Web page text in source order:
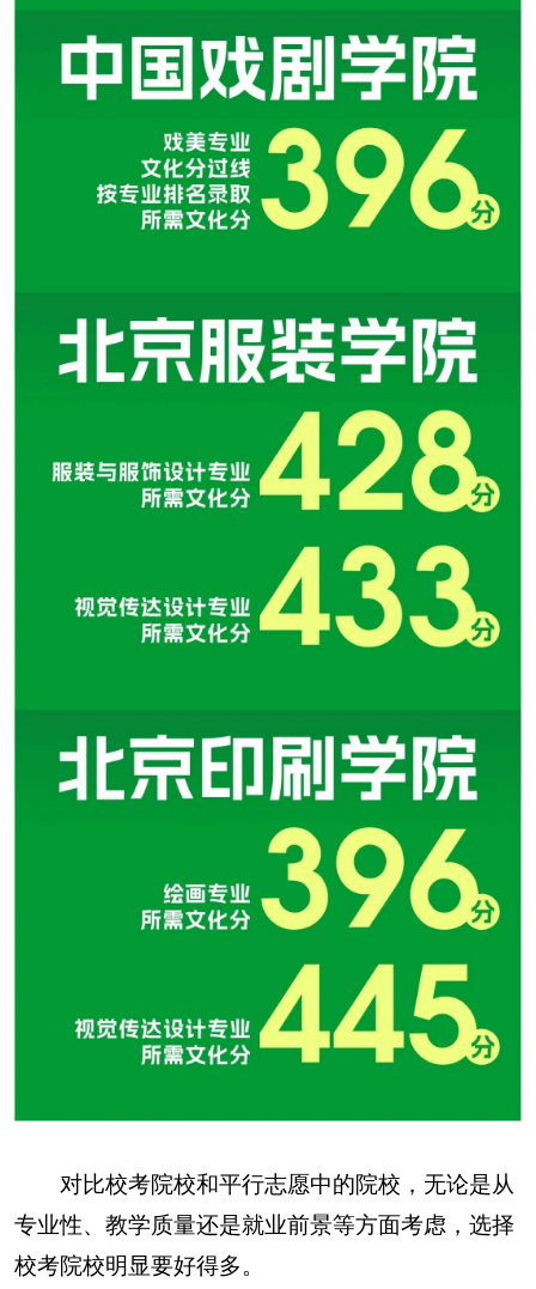
对比校考院校和平行志愿中的院校，无论是从
专业性、教学质量还是就业前景等方面考虑，选择
校考院校明显要好得多。